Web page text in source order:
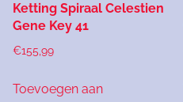
Ketting Spiraal Celestien
Gene Key 41
€155,99
Toevoegen aan